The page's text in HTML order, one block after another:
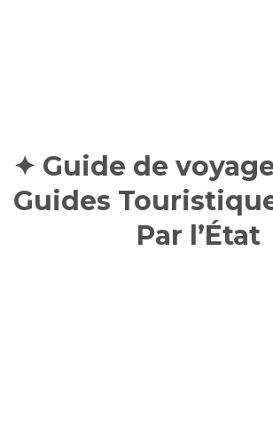
✦ Guide de
Guides
Par l’État